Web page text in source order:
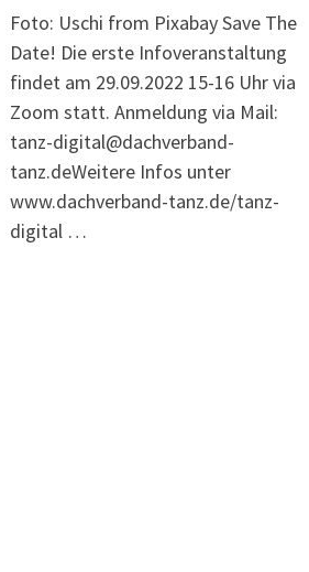
Foto: Uschi from Pixabay Save The
Date! Die erste Infoveranstaltung
findet am 29.09.2022 15-16 Uhr via
Zoom statt. Anmeldung via Mail:
tanz-digital@dachverband-
tanz.deWeitere Infos unter
www.dachverband-tanz.de/tanz-
digital …